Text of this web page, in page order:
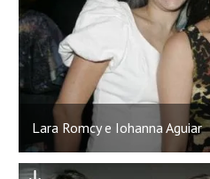
Lara Romcy e Iohanna Aguiar